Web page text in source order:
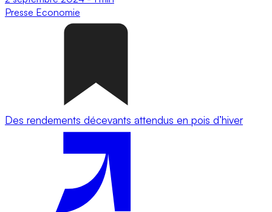
Presse Economie
Des rendements décevants attendus en pois d’hiver